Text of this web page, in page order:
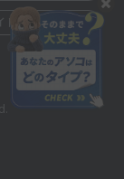
トマップ